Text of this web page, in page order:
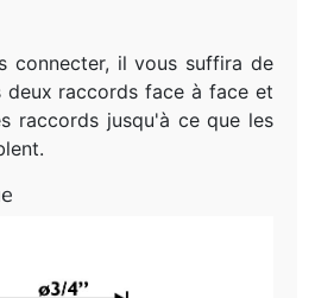
connecter, il vous suffira de
raccords face à face et
raccords jusqu'à ce que les